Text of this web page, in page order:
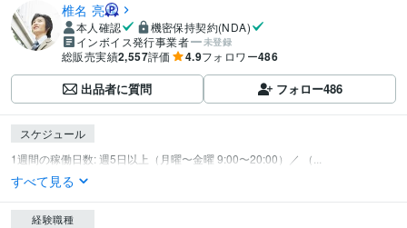
椎名 亮
本人確認
機密保持契約(NDA)
インボイス発行事業者
未登録
総販売実績2,557評価 4.9フォロワー486
出品者に質問 フォロー486
スケジュール
1週間の稼働日数: 週5日以上（月曜〜金曜 9:00〜20:00）／ （...
すべて見る
経験職種